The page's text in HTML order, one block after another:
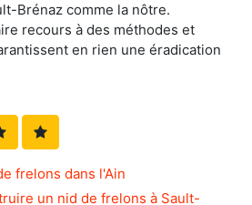
Brénaz comme la nôtre.
recours à des méthodes et
en rien une éradication
frelons dans l'Ain
un nid de frelons à Sault-